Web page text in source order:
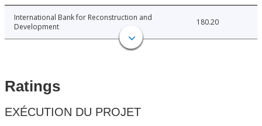
International Bank for Reconstruction and
Development
180.20
Ratings
EXÉCUTION DU PROJET